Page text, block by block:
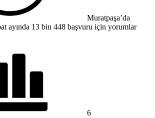
Muratpaşa’da
ayında 13 bin 448 başvuru için yorumlar
6